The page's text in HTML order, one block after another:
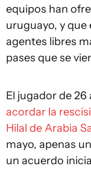
equipos han
uruguayo, y que
agentes libres
pases que se
El jugador de 26
acordar la
Hilal de Arabia
mayo, apenas
un acuerdo